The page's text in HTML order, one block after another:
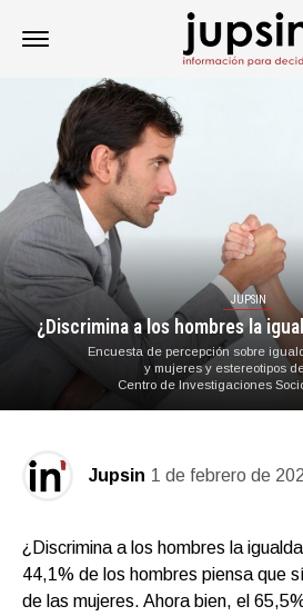
JUPSIN
¿Discrimina a los hombres la
Encuesta de percepción sobre
y mujeres y estereotipos
Centro de Investigaciones
Jupsin 1 de febrero de
¿Discrimina a los hombres la
44,1% de los hombres piensa que
de las mujeres. Ahora bien, el